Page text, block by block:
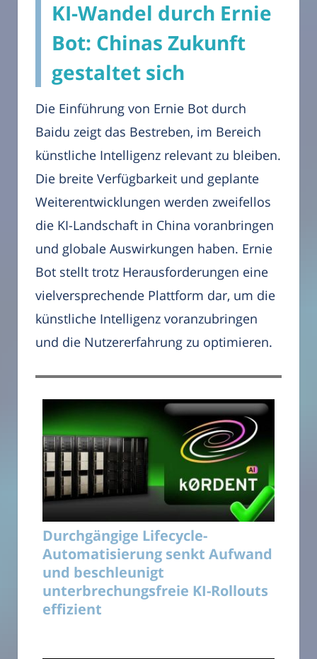
KI-Wandel durch Ernie
Bot: Chinas Zukunft
gestaltet sich
Die Einführung von Ernie Bot durch
Baidu zeigt das Bestreben, im Bereich
künstliche Intelligenz relevant zu bleiben.
Die breite Verfügbarkeit und geplante
Weiterentwicklungen werden zweifellos
die KI-Landschaft in China voranbringen
und globale Auswirkungen haben. Ernie
Bot stellt trotz Herausforderungen eine
vielversprechende Plattform dar, um die
künstliche Intelligenz voranzubringen
und die Nutzererfahrung zu optimieren.
Durchgängige Lifecycle-
Automatisierung senkt Aufwand
und beschleunigt
unterbrechungsfreie KI-Rollouts
effizient